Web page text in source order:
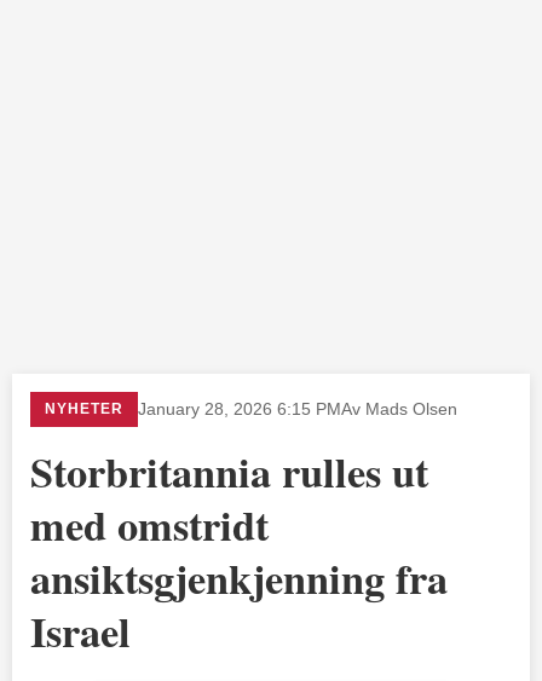
NYHETER January 28, 2026 6:15 PMAv Mads Olsen
Storbritannia rulles ut
med omstridt
ansiktsgjenkjenning fra
Israel